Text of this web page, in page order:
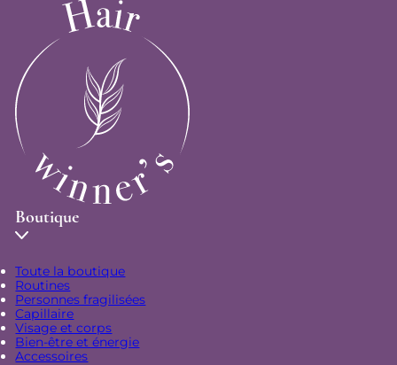
Boutique
Toute la boutique
Routines
Personnes fragilisées
Capillaire
Visage et corps
Bien-être et énergie
Accessoires